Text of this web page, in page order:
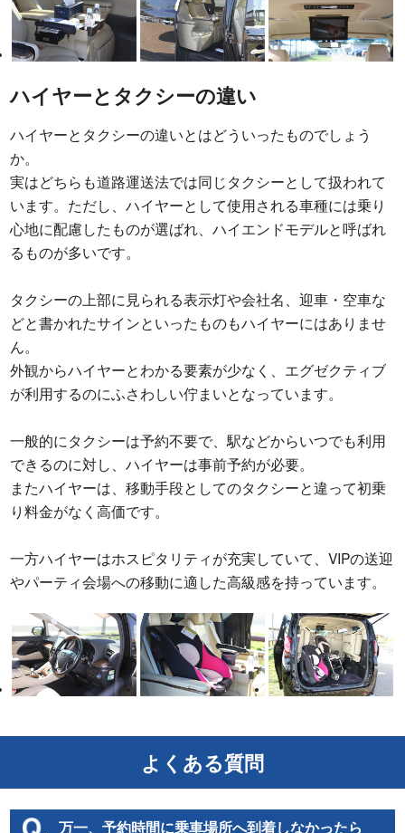
ハイヤーとタクシーの違い
ハイヤーとタクシーの違いとはどういったものでしょう
か。
実はどちらも道路運送法では同じタクシーとして扱われて
います。ただし、ハイヤーとして使用される車種には乗り
心地に配慮したものが選ばれ、ハイエンドモデルと呼ばれ
るものが多いです。
タクシーの上部に見られる表示灯や会社名、迎車・空車な
どと書かれたサインといったものもハイヤーにはありませ
ん。
外観からハイヤーとわかる要素が少なく、エグゼクティブ
が利用するのにふさわしい佇まいとなっています。
一般的にタクシーは予約不要で、駅などからいつでも利用
できるのに対し、ハイヤーは事前予約が必要。
またハイヤーは、移動手段としてのタクシーと違って初乗
り料金がなく高価です。
一方ハイヤーはホスピタリティが充実していて、VIPの送迎
やパーティ会場への移動に適した高級感を持っています。
よくある質問
万一、予約時間に乗車場所へ到着しなかったら